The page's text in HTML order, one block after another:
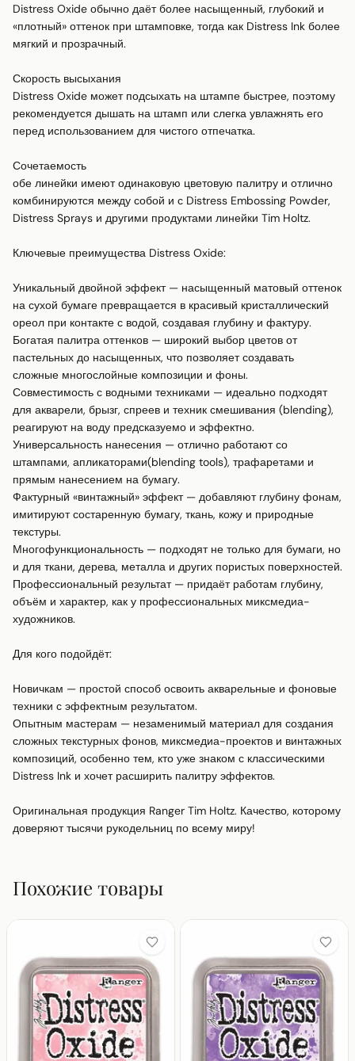
Distress Oxide обычно даёт более насыщенный, глубокий и
«плотный» оттенок при штамповке, тогда как Distress Ink более
мягкий и прозрачный.
Скорость высыхания
Distress Oxide может подсыхать на штампе быстрее, поэтому
рекомендуется дышать на штамп или слегка увлажнять его
перед использованием для чистого отпечатка.
Сочетаемость
обе линейки имеют одинаковую цветовую палитру и отлично
комбинируются между собой и с Distress Embossing Powder,
Distress Sprays и другими продуктами линейки Tim Holtz.
Ключевые преимущества Distress Oxide:
Уникальный двойной эффект — насыщенный матовый оттенок
на сухой бумаге превращается в красивый кристаллический
ореол при контакте с водой, создавая глубину и фактуру.
Богатая палитра оттенков — широкий выбор цветов от
пастельных до насыщенных, что позволяет создавать
сложные многослойные композиции и фоны.
Совместимость с водными техниками — идеально подходят
для акварели, брызг, спреев и техник смешивания (blending),
реагируют на воду предсказуемо и эффектно.
Универсальность нанесения — отлично работают со
штампами, апликаторами(blending tools), трафаретами и
прямым нанесением на бумагу.
Фактурный «винтажный» эффект — добавляют глубину фонам,
имитируют состаренную бумагу, ткань, кожу и природные
текстуры.
Многофункциональность — подходят не только для бумаги, но
и для ткани, дерева, металла и других пористых поверхностей.
Профессиональный результат — придаёт работам глубину,
объём и характер, как у профессиональных миксмедиа-
художников.
Для кого подойдёт:
Новичкам — простой способ освоить акварельные и фоновые
техники с эффектным результатом.
Опытным мастерам — незаменимый материал для создания
сложных текстурных фонов, миксмедиа-проектов и винтажных
композиций, особенно тем, кто уже знаком с классическими
Distress Ink и хочет расширить палитру эффектов.
Оригинальная продукция Ranger Tim Holtz. Качество, которому
доверяют тысячи рукодельниц по всему миру!
Похожие товары